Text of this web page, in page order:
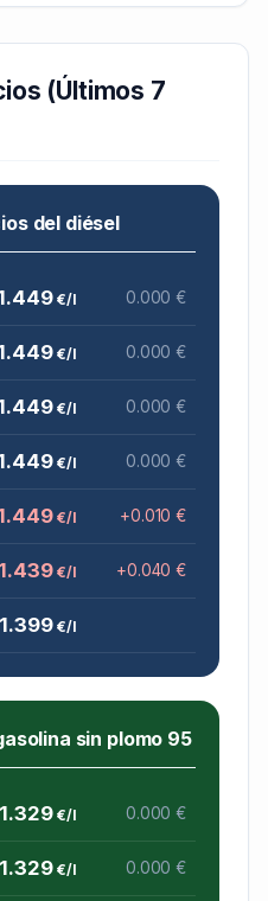
(Últimos 7
del diésel
€/l 0.000 €
€/l 0.000 €
€/l 0.000 €
€/l 0.000 €
€/l +0.010 €
1.439€/l +0.040 €
1.399€/l
sin plomo 95
1.329€/l 0.000 €
1.329€/l 0.000 €